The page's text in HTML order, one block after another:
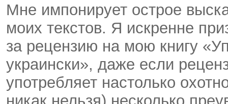
Мне импонирует острое
моих текстов. Я искренне
за рецензию на мою книгу
украински», даже если
употребляет настолько